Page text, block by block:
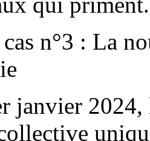
n°3 : La
janvier